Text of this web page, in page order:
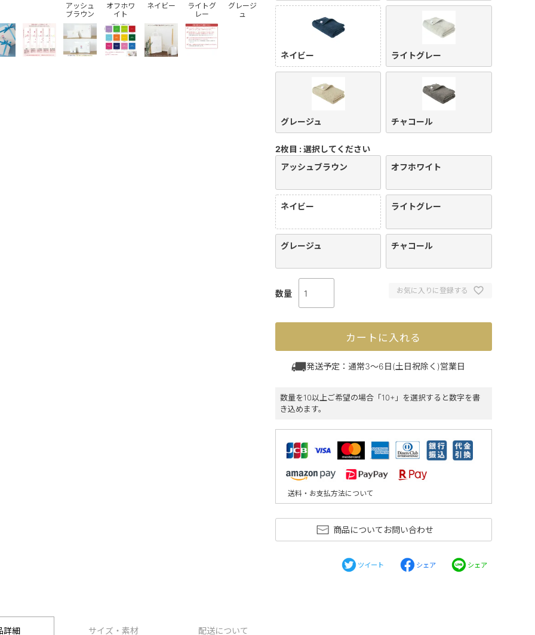
アッシュ
ブラウン
オフホワ
イト
ネイビー
ライトグ
レー
グレージ
ュ
ネイビー ライトグレー
グレージュ チャコール
2枚目
選択してください
アッシュブラウン
オフホワイト
ネイビー ライトグレー
グレージュ チャコール
お気に入りに登録する
カートに入れる
発送予定：通常3～6日(土日祝除く)営業日
数量を10以上ご希望の場合「10+」を選択すると数字を書
き込めます。
送料・お支払方法について
商品についてお問い合わせ
ツイート シェア シェア
詳細 サイズ・素材 配送について